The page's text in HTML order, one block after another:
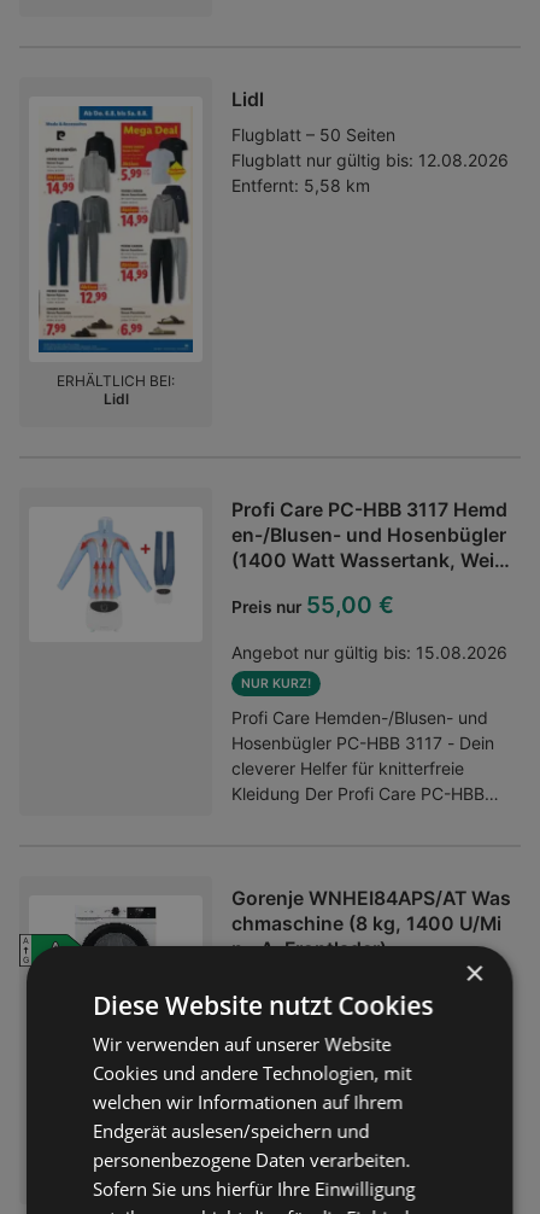
wischfeste Formel in einem dunklen
Braunton garantiert ein
langanhaltendes Ergebnis, ohne zu
verschmieren. Dank der
aufbaubaren Deckkraft lässt sich
Lidl
Flugblatt – 50 Seiten
Flugblatt nur gültig bis: 12.08.2026
Entfernt: 5,58 km
ERHÄLTLICH BEI:
Lidl
Profi Care PC-HBB 3117 Hemd
en-/Blusen- und Hosenbügler
(1400 Watt Wassertank, Wei
Preis nur 55,00 €
Angebot nur gültig bis: 15.08.2026
NUR KURZ!
Profi Care Hemden-/Blusen- und
Hosenbügler PC-HBB 3117 - Dein
cleverer Helfer für knitterfreie
Kleidung Der Profi Care PC-HBB
bügelt deine Wäsche in einem
einzigen Arbeitsgang. Mit
leistungsstarken 1400 Watt
arbeitet das Gerät effizient und
sorgt für erstklassige Resultate bei
Hemden, Blusen, T-Shirts und
sogar Hosen. Das durchdachte,
platzsparende Design überzeugt
mit einer höhenverstellbaren und
abnehmbaren Teleskopstange. So
passt sich der Bügler optimal an
deine Raumhöhe an und lässt sich
bei Bedarf kompakt verstauen. Für
Gorenje WNHEI84APS/AT Was
chmaschine (8 kg, 1400 U/Mi
n., A, Frontlader)
Preis nur 399,00 €
Angebot nur gültig bis:
NUR KURZ!
GORENJE G200 Freistehende
Waschmaschine Effiziente
Wäschepflege mit innovativer
SteamTech-Technologie Die
Gorenje G200 Waschmaschine
ENERGIEEFFIZIENZ
A
A
G
×
Diese Website nutzt Cookies
Wir verwenden auf unserer Website
Cookies und andere Technologien, mit
welchen wir Informationen auf Ihrem
Endgerät auslesen/speichern und
personenbezogene Daten verarbeiten.
Sofern Sie uns hierfür Ihre Einwilligung